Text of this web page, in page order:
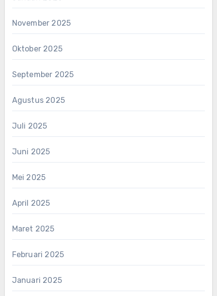
November 2025
Oktober 2025
September 2025
Agustus 2025
Juli 2025
Juni 2025
Mei 2025
April 2025
Maret 2025
Februari 2025
Januari 2025